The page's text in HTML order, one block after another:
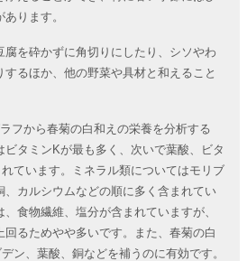
ります。
腐を砕かずに角切りにしたり、シソやわ
るほか、他の野菜や具材と和えること
フから春菊の白和えの栄養を分析する
ビタミンKが最も多く、次いで葉酸、ビタ
ています。ミネラル類についてはモリブ
、カルシウムなどの順に多く含まれてい
食物繊維、塩分が含まれていますが、
るためやや多いです。また、春菊の白
ン、葉酸、銅などを補うのに有効です。